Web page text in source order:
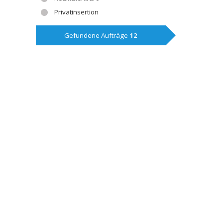
Privatinsertion
Gefundene Aufträge 12